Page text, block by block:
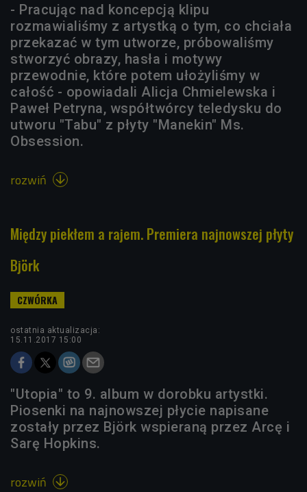
- Pracując nad koncepcją klipu
rozmawialiśmy z artystką o tym, co chciała
przekazać w tym utworze, próbowaliśmy
stworzyć obrazy, hasła i motywy
przewodnie, które potem ułożyliśmy w
całość - opowiadali Alicja Chmielewska i
Paweł Petryna, współtwórcy teledysku do
utworu "Tabu" z płyty "Manekin" Ms.
Obsession.
rozwiń 
Między piekłem a rajem. Premiera najnowszej płyty
Björk
ostatnia aktualizacja:
15.11.2017 15:00
"Utopia" to 9. album w dorobku artystki.
Piosenki na najnowszej płycie napisane
zostały przez Björk wspieraną przez Arcę i
Sarę Hopkins.
rozwiń 